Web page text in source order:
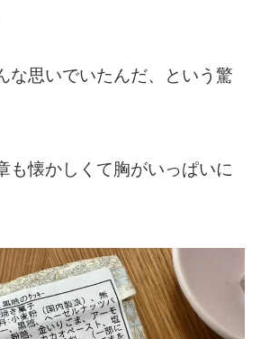
な思いでいたんだ、という驚
も懐かしくて胸がいっぱいに